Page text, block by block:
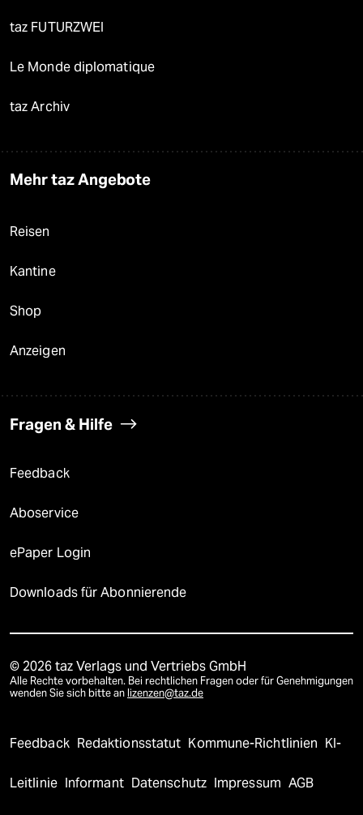
taz FUTURZWEI
Le Monde diplomatique
taz Archiv
Mehr taz Angebote
Reisen
Kantine
Shop
Anzeigen
Fragen & Hilfe
Feedback
Aboservice
ePaper Login
Downloads für Abonnierende
© 2026 taz Verlags und Vertriebs GmbH
Alle Rechte vorbehalten. Bei rechtlichen Fragen oder für Genehmigungen
wenden Sie sich bitte an lizenzen@taz.de
Feedback Redaktionsstatut Kommune-Richtlinien KI-
Leitlinie Informant Datenschutz Impressum AGB